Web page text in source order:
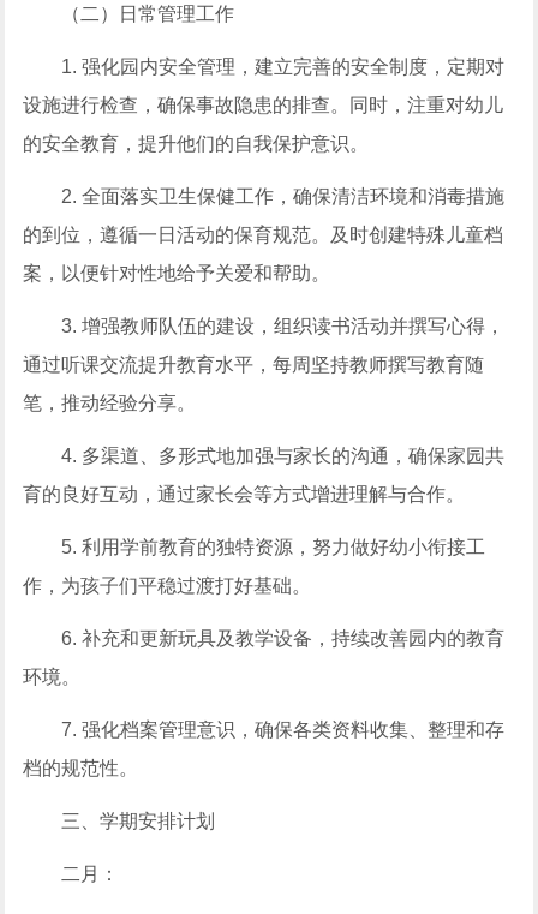
（二）日常管理工作
1. 强化园内安全管理，建立完善的安全制度，定期对
设施进行检查，确保事故隐患的排查。同时，注重对幼儿
的安全教育，提升他们的自我保护意识。
2. 全面落实卫生保健工作，确保清洁环境和消毒措施
的到位，遵循一日活动的保育规范。及时创建特殊儿童档
案，以便针对性地给予关爱和帮助。
3. 增强教师队伍的建设，组织读书活动并撰写心得，
通过听课交流提升教育水平，每周坚持教师撰写教育随
笔，推动经验分享。
4. 多渠道、多形式地加强与家长的沟通，确保家园共
育的良好互动，通过家长会等方式增进理解与合作。
5. 利用学前教育的独特资源，努力做好幼小衔接工
作，为孩子们平稳过渡打好基础。
6. 补充和更新玩具及教学设备，持续改善园内的教育
环境。
7. 强化档案管理意识，确保各类资料收集、整理和存
档的规范性。
三、学期安排计划
二月：